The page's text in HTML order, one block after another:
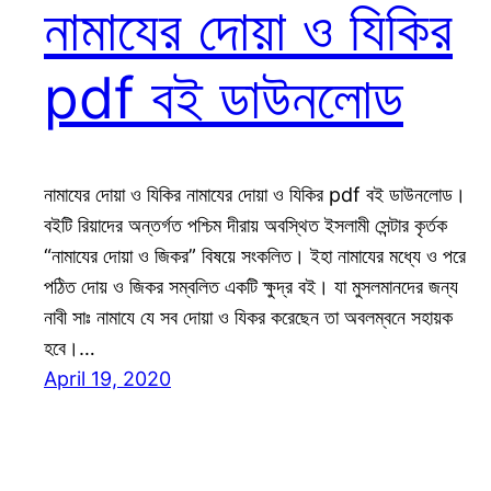
নামাযের দোয়া ও যিকির
pdf বই ডাউনলোড
নামাযের দোয়া ও যিকির নামাযের দোয়া ও যিকির pdf বই ডাউনলোড।
বইটি রিয়াদের অন্তর্গত পশ্চিম দীরায় অবস্থিত ইসলামী সেন্টার কৃর্তক
“নামাযের দোয়া ও জিকর” বিষয়ে সংকলিত। ইহা নামাযের মধ্যে ও পরে
পঠিত দোয় ও জিকর সম্বলিত একটি ক্ষুদ্র বই। যা মুসলমানদের জন্য
নাবী সাঃ নামাযে যে সব দোয়া ও যিকর করেছেন তা অবলম্বনে সহায়ক
হবে।…
April 19, 2020